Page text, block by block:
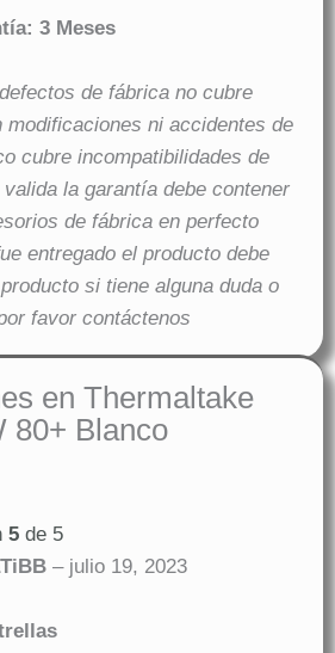
3 Meses
de fábrica no cubre
modificaciones ni accidentes de
cubre incompatibilidades de
la garantía debe contener
de fábrica en perfecto
entregado el producto debe
si tiene alguna duda o
favor contáctenos
en Thermaltake
80+ Blanco
5 de 5
– julio 19, 2023